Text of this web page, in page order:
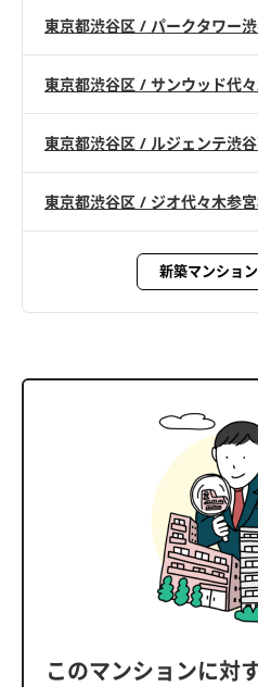
東京都渋谷区 / パークタワー
東京都渋谷区 / サンウッド代
東京都渋谷区 / ルジェンテ渋
東京都渋谷区 / ジオ代々木参
新築マンショ
このマンションに対